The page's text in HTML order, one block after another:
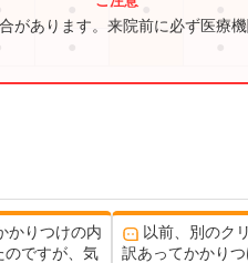
があります。来院前に必ず医療機
かりつけの内
のですが、気
以前、別のク
訳あってかかり